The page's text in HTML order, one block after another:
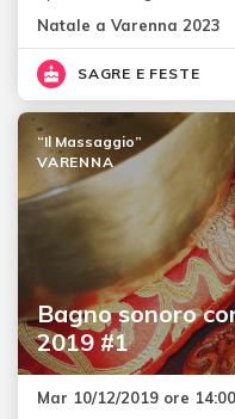
Natale a Varenna 2023
SAGRE E FESTE
Bagno sonoro
2019 #1
“Il Massaggio”
VARENNA
Mar 10/12/2019 ore 14:00